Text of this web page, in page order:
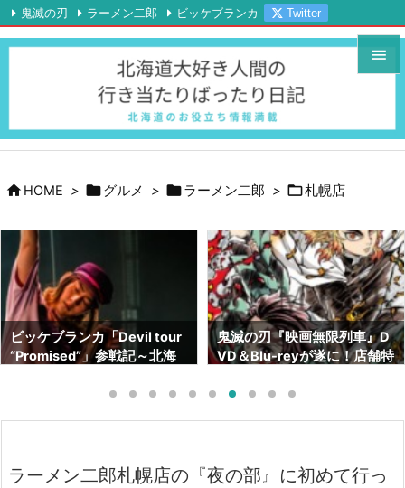



次へ

検索
鬼滅の刃 ラーメン二郎 ビッケブランカ
Twitter
Instagram
YouTube RSS Feedly
 HOME > グルメ > ラーメン二郎 > 札幌店
鬼滅の刃『映画無限列車』D
VD＆Blu-reyが遂に！店舗特
でも予約出来ます】
鬼滅の刃画集『幾星霜』が素
晴らしい！！ネタバレも！！
も売ってます】
ラーメン二郎札幌店の『夜の部』に初めて行っ